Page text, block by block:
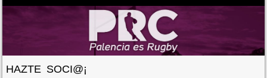
Saltar al contenido
HAZTE SOCI@¡